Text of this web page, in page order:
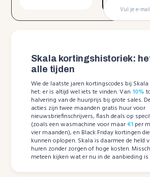
Skala kortingshistoriek:
alle tijden
Wie de laatste jaren kortingscodes bij
het: er is altijd wel iets te vinden. Van 10%
halvering van de huurprijs bij grote sales.
acties zijn twee maanden gratis huur voor
nieuwsbriefinschrijvers, flash deals op
(zoals een wasmachine voor maar€1 per
vier maanden), en Black Friday kortingen
kunnen oplopen. Skala is daarmee de held
huren zonder zorgen of hoge kosten.
meteen kijken wat er nu in de aanbieding